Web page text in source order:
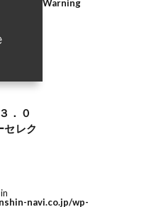
．０
レク
Warning
navi.co.jp/wp-